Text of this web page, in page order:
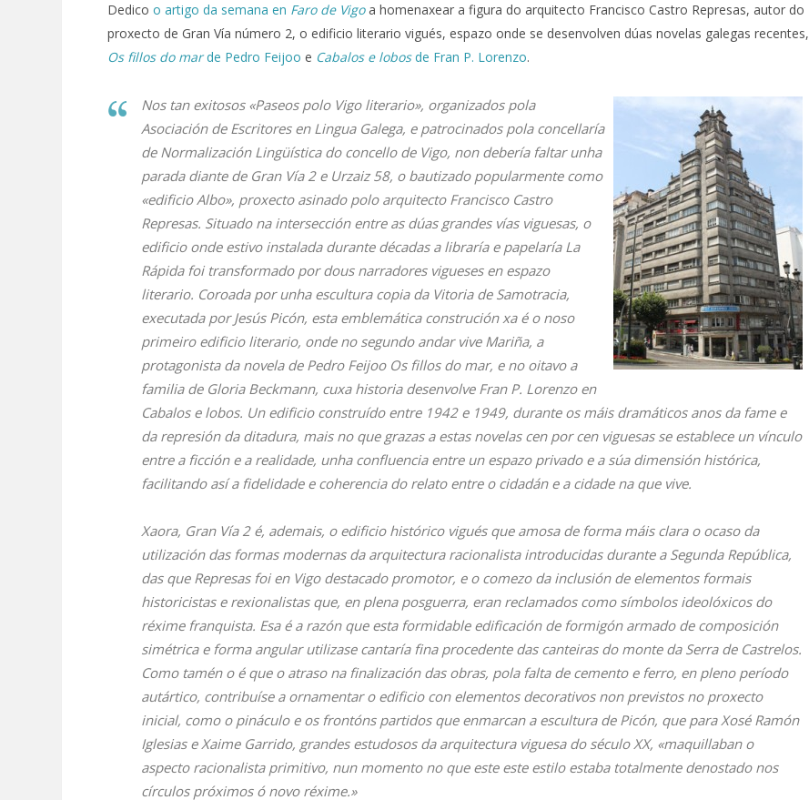
Dedico o artigo da semana en Faro de Vigoa homenaxear a figura do arquitecto Francisco Castro Represas, autor do
proxecto de Gran Vía número 2, o edificio literario vigués, espazo onde se desenvolven dúas novelas galegas recentes,
Os fillos do marde Pedro Feijoo e Cabalos e lobosde Fran P. Lorenzo.
Nos tan exitosos «Paseos polo Vigo literario», organizados pola
Asociación de Escritores en Lingua Galega, e patrocinados pola concellaría
de Normalización Lingüística do concello de Vigo, non debería faltar unha
parada diante de Gran Vía 2 e Urzaiz 58, o bautizado popularmente como
«edificio Albo», proxecto asinado polo arquitecto Francisco Castro
Represas. Situado na intersección entre as dúas grandes vías viguesas, o
edificio onde estivo instalada durante décadas a libraría e papelaría La
Rápida foi transformado por dous narradores vigueses en espazo
literario. Coroada por unha escultura copia da Vitoria de Samotracia,
executada por Jesús Picón, esta emblemática construción xa é o noso
primeiro edificio literario, onde no segundo andar vive Mariña, a
protagonista da novela de Pedro Feijoo Os fillos do mar, e no oitavo a
familia de Gloria Beckmann, cuxa historia desenvolve Fran P. Lorenzo en
Cabalos e lobos. Un edificio construído entre 1942 e 1949, durante os máis dramáticos anos da fame e
da represión da ditadura, mais no que grazas a estas novelas cen por cen viguesas se establece un vínculo
entre a ficción e a realidade, unha confluencia entre un espazo privado e a súa dimensión histórica,
facilitando así a fidelidade e coherencia do relato entre o cidadán e a cidade na que vive.
Xaora, Gran Vía 2 é, ademais, o edificio histórico vigués que amosa de forma máis clara o ocaso da
utilización das formas modernas da arquitectura racionalista introducidas durante a Segunda República,
das que Represas foi en Vigo destacado promotor, e o comezo da inclusión de elementos formais
historicistas e rexionalistas que, en plena posguerra, eran reclamados como símbolos ideolóxicos do
réxime franquista. Esa é a razón que esta formidable edificación de formigón armado de composición
simétrica e forma angular utilizase cantaría fina procedente das canteiras do monte da Serra de Castrelos.
Como tamén o é que o atraso na finalización das obras, pola falta de cemento e ferro, en pleno período
autártico, contribuíse a ornamentar o edificio con elementos decorativos non previstos no proxecto
inicial, como o pináculo e os frontóns partidos que enmarcan a escultura de Picón, que para Xosé Ramón
Iglesias e Xaime Garrido, grandes estudosos da arquitectura viguesa do século XX, «maquillaban o
aspecto racionalista primitivo, nun momento no que este este estilo estaba totalmente denostado nos
círculos próximos ó novo réxime.»